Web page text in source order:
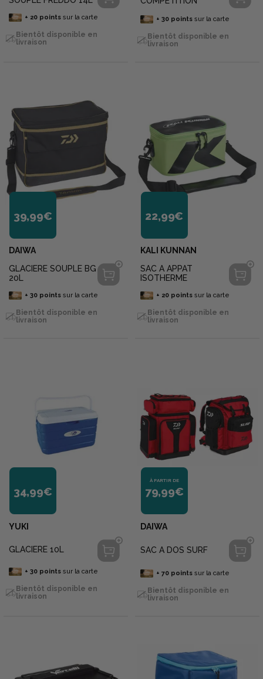
+ 20pointssur la carte
Bientôt disponible en
livraison
+ 30pointssur la carte
Bientôt disponible en
livraison
39,99€
DAIWA
GLACIERE SOUPLE BG
20L
+ 30pointssur la carte
Bientôt disponible en
livraison
22,99€
KALI KUNNAN
SAC A APPAT
ISOTHERME
+ 20pointssur la carte
Bientôt disponible en
livraison
34,99€
YUKI
GLACIERE 10L
+ 30pointssur la carte
Bientôt disponible en
livraison
À PARTIR DE
79,99€
DAIWA
SAC A DOS SURF
+ 70pointssur la carte
Bientôt disponible en
livraison